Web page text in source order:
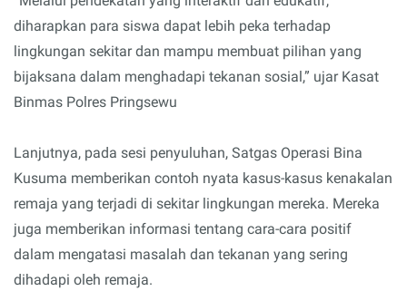
diharapkan para siswa dapat lebih peka terhadap
lingkungan sekitar dan mampu membuat pilihan yang
bijaksana dalam menghadapi tekanan sosial,” ujar Kasat
Binmas Polres Pringsewu
Lanjutnya, pada sesi penyuluhan, Satgas Operasi Bina
Kusuma memberikan contoh nyata kasus-kasus kenakalan
remaja yang terjadi di sekitar lingkungan mereka. Mereka
juga memberikan informasi tentang cara-cara positif
dalam mengatasi masalah dan tekanan yang sering
dihadapi oleh remaja.